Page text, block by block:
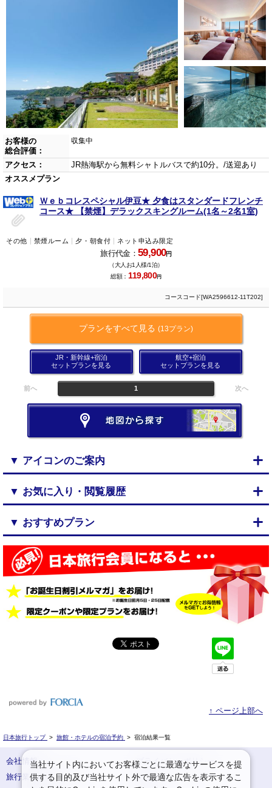
お客様の
総合評価：
収集中
アクセス：
JR熱海駅から無料シャトルバスで約10分。/送迎あり
オススメプラン
Ｗｅｂコレスペシャル伊豆★ 夕食はスタンダードフレンチ
コース★ 【禁煙】デラックスキングルーム(1名～2名1室)
その他 禁煙ルーム 夕・朝食付 ネット申込み限定
旅行代金：59,900円
（大人お1人様/1泊）
総額： 119,800円
コースコード[WA2596612-11T202]
プランをすべて見る (13プラン)
JR・新幹線+宿泊
セットプランを見る
航空+宿泊
セットプランを見る
前へ 1 次へ
▼ アイコンのご案内
▼ お気に入り・閲覧履歴
▼ おすすめプラン
↑ ページ上部へ
日本旅行トップ > 旅館・ホテルの宿泊予約 > 宿泊結果一覧
会社情報
プライバシーポリシー
旅行業登録票・約款
規約集
当社サイト内においてお客様ごとに最適なサービスを提
供する目的及び当社サイト外で最適な広告を表示するこ